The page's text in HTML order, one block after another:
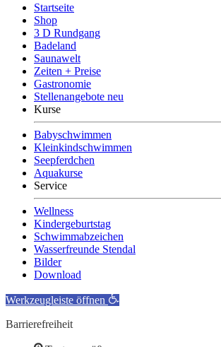
Startseite
Shop
3 D Rundgang
Badeland
Saunawelt
Zeiten + Preise
Gastronomie
Stellenangebote neu
Kurse
Babyschwimmen
Kleinkindschwimmen
Seepferdchen
Aquakurse
Service
Wellness
Kindergeburtstag
Schwimmabzeichen
Wasserfreunde Stendal
Bilder
Download
Werkzeugleiste öffnen
Barrierefreiheit